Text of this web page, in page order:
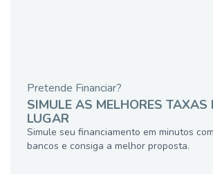
Pretende Financiar?
SIMULE AS MELHORES TAXAS
LUGAR
Simule seu financiamento em minutos
bancos e consiga a melhor proposta.